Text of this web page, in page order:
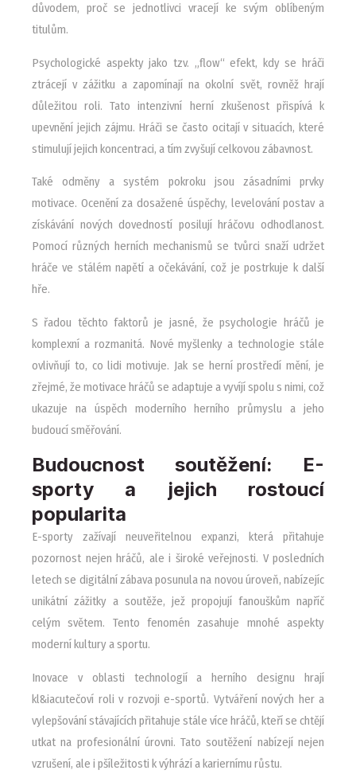
důvodem, proč se jednotlivci vracejí ke svým oblíbeným
titulům.
Psychologické aspekty jako tzv. „flow“ efekt, kdy se hráči
ztrácejí v zážitku a zapomínají na okolní svět, rovněž hrají
důležitou roli. Tato intenzivní herní zkušenost přispívá k
upevnění jejich zájmu. Hráči se často ocitají v situacích, které
stimulují jejich koncentraci, a tím zvyšují celkovou zábavnost.
Také odměny a systém pokroku jsou zásadními prvky
motivace. Ocenění za dosažené úspěchy, levelování postav a
získávání nových dovedností posilují hráčovu odhodlanost.
Pomocí různých herních mechanismů se tvůrci snaží udržet
hráče ve stálém napětí a očekávání, což je postrkuje k další
hře.
S řadou těchto faktorů je jasné, že psychologie hráčů je
komplexní a rozmanitá. Nové myšlenky a technologie stále
ovlivňují to, co lidi motivuje. Jak se herní prostředí mění, je
zřejmé, že motivace hráčů se adaptuje a vyvíjí spolu s nimi, což
ukazuje na úspěch moderního herního průmyslu a jeho
budoucí směřování.
Budoucnost soutěžení: E-
sporty a jejich rostoucí
popularita
E-sporty zažívají neuveřitelnou expanzi, která přitahuje
pozornost nejen hráčů, ale i široké veřejnosti. V posledních
letech se digitální zábava posunula na novou úroveň, nabízejíc
unikátní zážitky a soutěže, jež propojují fanouškům napříč
celým světem. Tento fenomén zasahuje mnohé aspekty
moderní kultury a sportu.
Inovace v oblasti technologií a herního designu hrají
kl&iacutečoví roli v rozvoji e-sportů. Vytváření nových her a
vylepšování stávajících přitahuje stále více hráčů, kteří se chtějí
utkat na profesionální úrovni. Tato soutěžení nabízejí nejen
vzrušení, ale i pšíležitosti k výhrází a kariernímu růstu.